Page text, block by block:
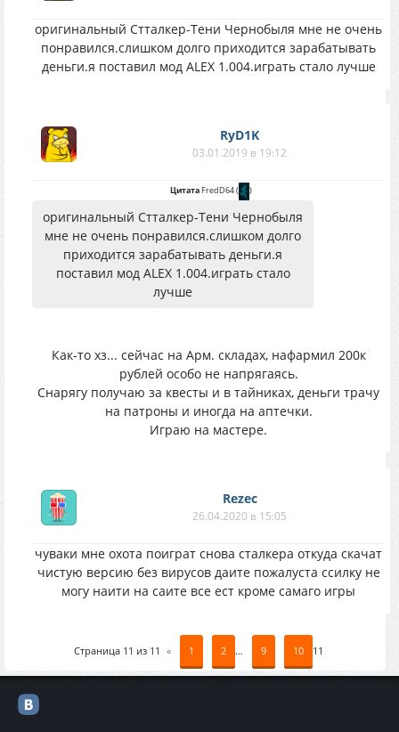
оригинальный Стталкер-Тени Чернобыля мне не очень
понравился.слишком долго приходится зарабатывать
деньги.я поставил мод ALEX 1.004.играть стало лучше
RyD1K
03.01.2019 в 19:12
ЦитатаFredD64( )
оригинальный Стталкер-Тени Чернобыля
мне не очень понравился.слишком долго
приходится зарабатывать деньги.я
поставил мод ALEX 1.004.играть стало
лучше
Как-то хз... сейчас на Арм. складах, нафармил 200к
рублей особо не напрягаясь.
Снарягу получаю за квесты и в тайниках, деньги трачу
на патроны и иногда на аптечки.
Играю на мастере.
Rezec
26.04.2020 в 15:05
чуваки мне охота поиграт снова сталкера откуда скачат
чистую версию без вирусов даите пожалуста ссилку не
могу наити на саите все ест кроме самаго игры
Страница 11 из 11 « 1 2 … 9 10 11